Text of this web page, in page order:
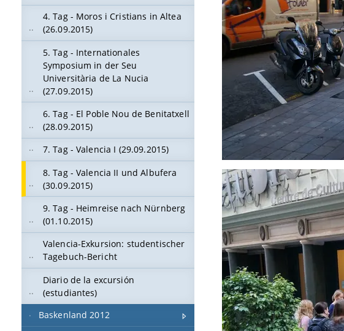
4. Tag - Moros i Cristians in Altea
(26.09.2015)
5. Tag - Internationales
Symposium in der Seu
Universitària de La Nucia
(27.09.2015)
6. Tag - El Poble Nou de Benitatxell
(28.09.2015)
7. Tag - Valencia I (29.09.2015)
8. Tag - Valencia II und Albufera
(30.09.2015)
9. Tag - Heimreise nach Nürnberg
(01.10.2015)
Valencia-Exkursion: studentischer
Tagebuch-Bericht
Diario de la excursión
(estudiantes)
Baskenland 2012